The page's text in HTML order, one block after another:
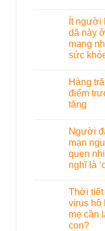
Ít người
dã này
mang
sức
Hàng
điểm
tăng
Người
mạn
quen
nghĩ là
Thời tiết
virus hô
mẹ cần
con?